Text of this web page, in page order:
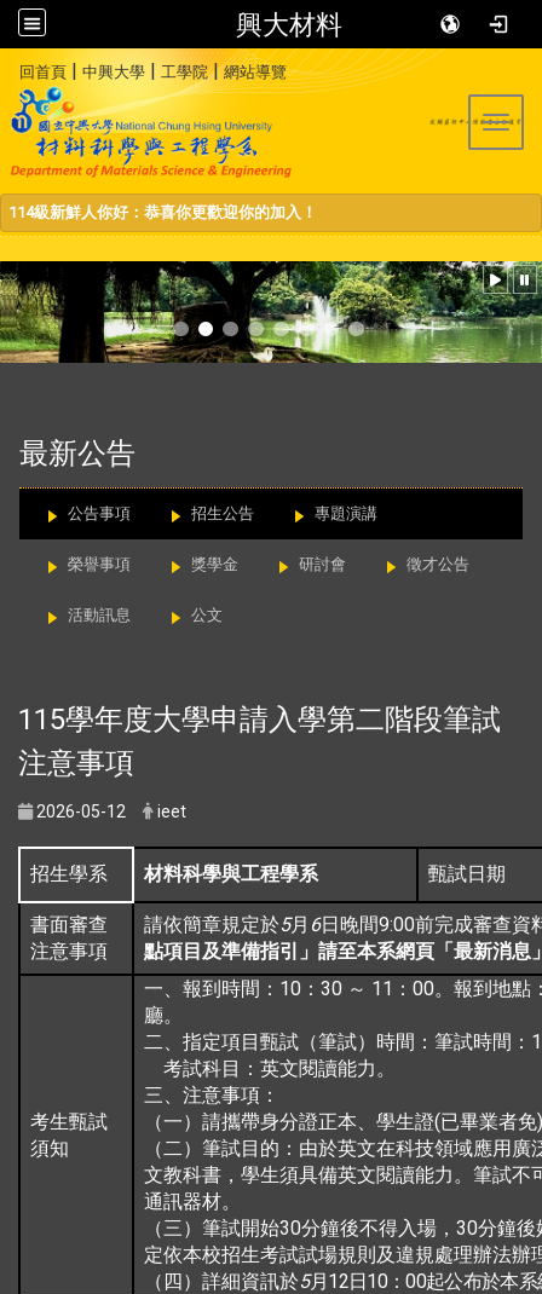
興大材料
回首頁 | 中興大學 | 工學院|網站導覽
114級新鮮人你好：恭喜你更歡迎你的加入！
最新公告
公告事項 招生公告 專題演講
榮譽事項 獎學金 研討會 徵才公告
活動訊息 公文
115學年度大學申請入學第二階段筆試
注意事項
2026-05-12 ieet
招生學系 材料科學與工程學系 甄試日期
書面審查
注意事項
請依簡章規定於5月 6日晚間9:00前完成審查資
點項目及準備指引」請至本系網頁「最新消息
考生甄試
須知
一、 報到時間： 10 ： 30 ～ 11 ： 00。報到地點
廳。
二、指定項目甄試（筆試）時間： 筆試時間：
考試科目：英文閱讀能力。
三、注意事項：
（一）請攜帶身分證正本、學生證(已畢業者免)
（二）筆試目的：由於英文在科技領域應用
文教科書，學生須具備英文閱讀能力。筆試不
通訊器材。
（三）筆試開始30分鐘後不得入場， 30分鐘後
定依本校招生考試試場規則及違規處理辦法辦
（四）詳細資訊於5月 12日 10 ：00起公布於本系